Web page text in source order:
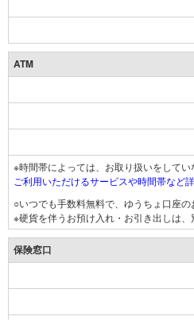
ATM
※時間帯によっては、お取り扱いをしてい
ご利用いただけるサービスや時間帯など
○いつでも手数料無料で、ゆうちょ口座
※硬貨を伴うお預け入れ・お引き出しは、
保険窓口